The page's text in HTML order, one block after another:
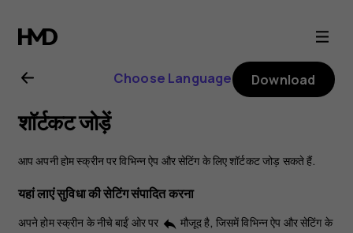
Nokia
106
4G
user
guide
Choose Language Download
शॉर्टकट जोड़ें
आप अपनी होम स्क्रीन पर विभिन्न ऐप और सेटिंग के लिए शॉर्टकट जोड़ सकते हैं.
यहां लाएं सुविधा की सेटिंग संपादित करना
अपने होम स्क्रीन के नीचे बाईं ओर पर reply मौजूद है, जिसमें विभिन्न ऐप और सेटिंग के